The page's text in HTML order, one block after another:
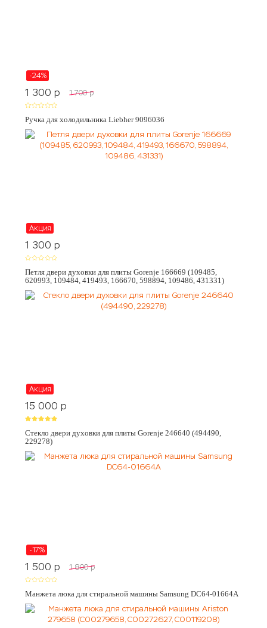
-24%
1 300 p 1 700 p
Ручка для холодильника Liebher 9096036
Акция
1 300 p
Петля двери духовки для плиты Gorenje 166669 (109485,
620993, 109484, 419493, 166670, 598894, 109486, 431331)
Акция
15 000 p
Стекло двери духовки для плиты Gorenje 246640 (494490,
229278)
-17%
1 500 p 1 800 p
Манжета люка для стиральной машины Samsung DC64-01664A